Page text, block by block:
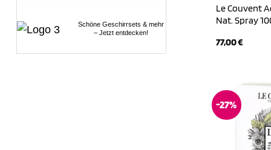
Schöne Geschirrsets & mehr
– Jetzt entdecken!
Le Couvent
Nat. Spray
77,00€
-27%